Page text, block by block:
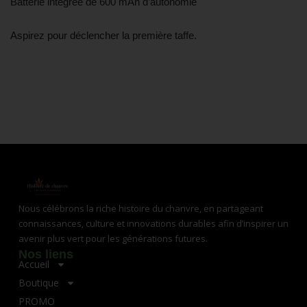
Aspirez pour déclencher la première taffe.
Nous célébrons la riche histoire du chanvre, en partageant
connaissances, culture et innovations durables afin d’inspirer un
avenir plus vert pour les générations futures.
Nos liens
Accueil
Boutique
PROMO